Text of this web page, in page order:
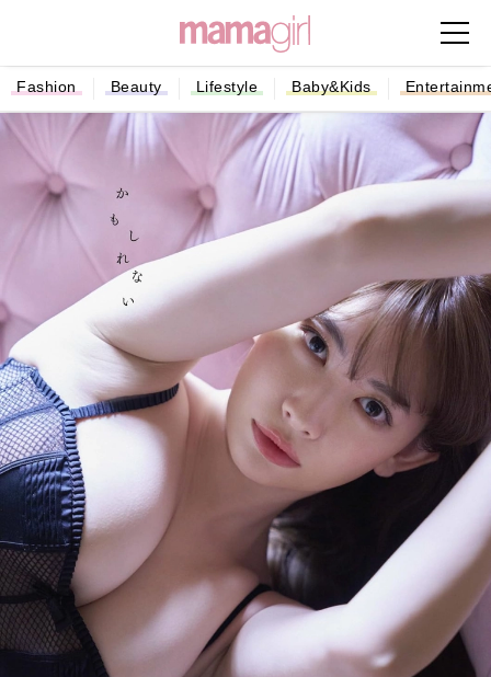
Fashion Beauty Lifestyle Baby&Kids